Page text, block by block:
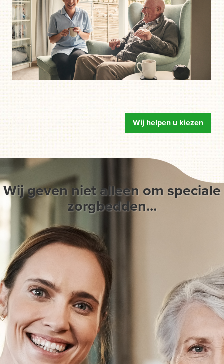
Wij helpen u kiezen
Wij geven niet alleen om speciale
zorgbedden...